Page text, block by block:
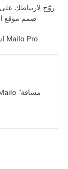
روّج لارتباطك على الويب وأنشئ عرض الإنترنت الخاص بك.
صمم موقع
استخدم اسم المجال الذي تم شراؤه على Mailo Pro.